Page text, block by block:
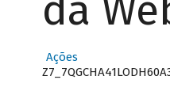
da
Ações